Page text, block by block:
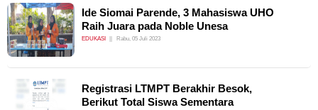
Ide Siomai Parende, 3 Mahasiswa UHO
Raih Juara pada Noble Unesa
EDUKASI Rabu, 05 Juli 2023
Registrasi LTMPT Berakhir Besok,
Berikut Total Siswa Sementara